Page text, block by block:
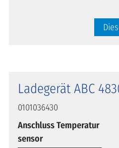
Ladegerät ABC
0101036430
Anschluss Temperatur
sensor